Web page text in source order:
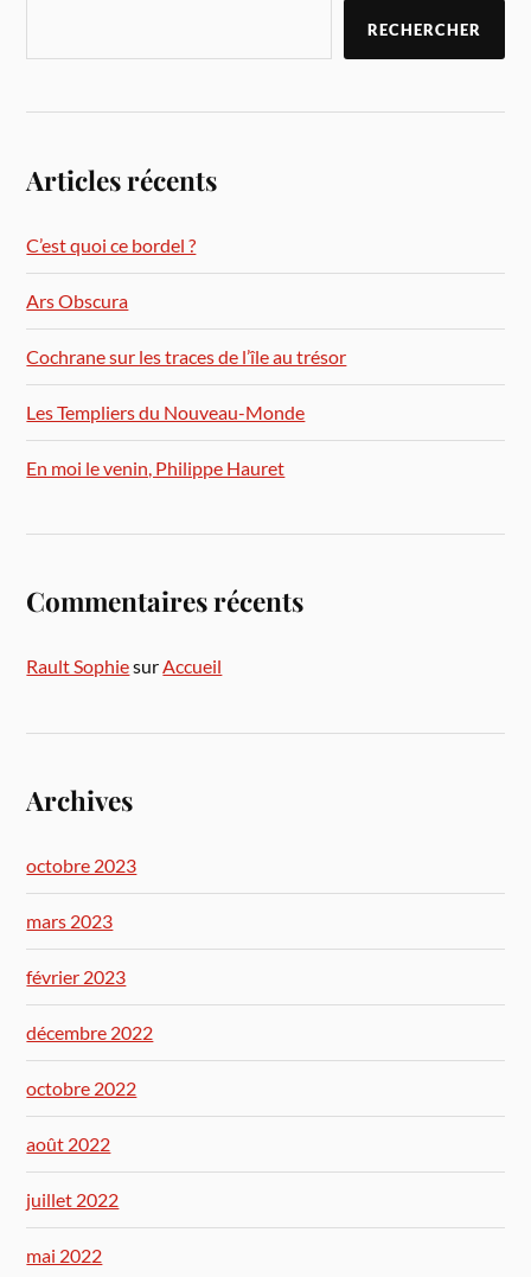
RECHERCHER
Articles récents
C’est quoi ce bordel ?
Ars Obscura
Cochrane sur les traces de l’île au trésor
Les Templiers du Nouveau-Monde
En moi le venin, Philippe Hauret
Commentaires récents
Rault SophiesurAccueil
Archives
octobre 2023
mars 2023
février 2023
décembre 2022
octobre 2022
août 2022
juillet 2022
mai 2022